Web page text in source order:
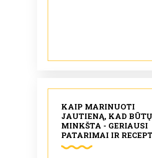
KAIP MARINUOTI
JAUTIENĄ, KAD BŪTŲ
MINKŠTA - GERIAUSI
PATARIMAI IR